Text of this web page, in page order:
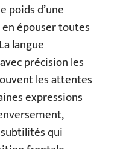
poids d’une
épouser toutes
langue
précision les
les attentes
expressions
qui